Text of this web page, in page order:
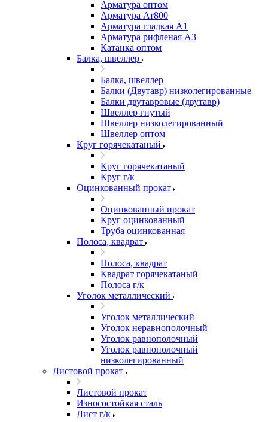
Арматура оптом
Арматура Ат800
Арматура гладкая А1
Арматура рифленая А3
Катанка оптом
Балка, швеллер
Балка, швеллер
Балки (Двутавр) низколегированные
Балки двутавровые (двутавр)
Швеллер гнутый
Швеллер низколегированный
Швеллер оптом
Круг горячекатаный
Круг горячекатаный
Круг г/к
Оцинкованный прокат
Оцинкованный прокат
Круг оцинкованный
Труба оцинкованная
Полоса, квадрат
Полоса, квадрат
Квадрат горячекатаный
Полоса г/к
Уголок металлический
Уголок металлический
Уголок неравнополочный
Уголок равнополочный
Уголок равнополочный
низколегированный
Листовой прокат
Листовой прокат
Износостойкая сталь
Лист г/к